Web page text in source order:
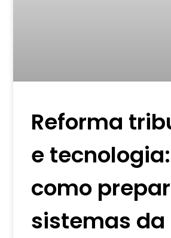
Reforma
e tecnologia:
como
sistemas da